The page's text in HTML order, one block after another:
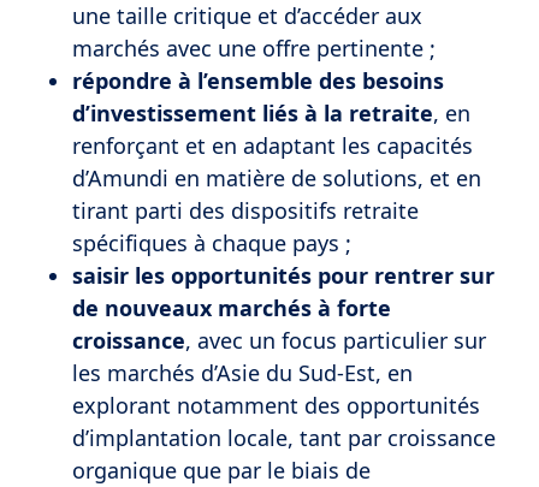
une taille critique et d’accéder aux
marchés avec une offre pertinente ;
répondre à l’ensemble des besoins
d’investissement liés à la retraite, en
renforçant et en adaptant les capacités
d’Amundi en matière de solutions, et en
tirant parti des dispositifs retraite
spécifiques à chaque pays ;
saisir les opportunités pour rentrer sur
de nouveaux marchés à forte
croissance, avec un focus particulier sur
les marchés d’Asie du Sud-Est, en
explorant notamment des opportunités
d’implantation locale, tant par croissance
organique que par le biais de